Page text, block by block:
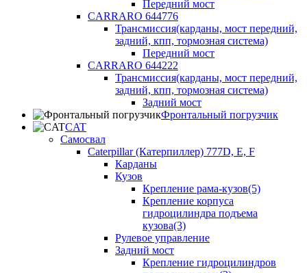
Передний мост
CARRARO 644776
Трансмиссия(карданы, мост передний,
задний, кпп, тормозная система)
Передний мост
CARRARO 644222
Трансмиссия(карданы, мост передний,
задний, кпп, тормозная система)
Задний мост
Фронтальный погрузчик
CAT
Самосвал
Caterpillar (Катерпиллер) 777D, E, F
Карданы
Кузов
Крепление рама-кузов(5)
Крепление корпуса
гидроцилиндра подъема
кузова(3)
Рулевое управление
Задний мост
Крепление гидроцилиндров